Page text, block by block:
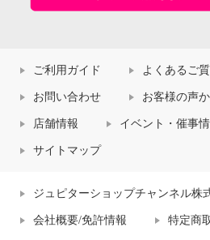
ご利用ガイド よくあるご
お問い合わせ お客様の声
店舗情報 イベント・催事
サイトマップ
ジュピターショップチャンネル株
会社概要/免許情報 特定商